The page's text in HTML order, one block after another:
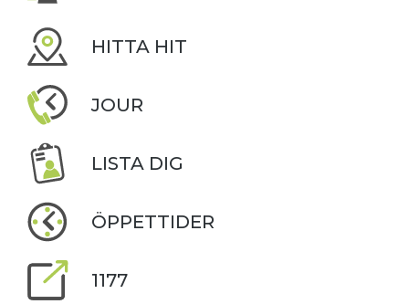
HITTA HIT
JOUR
LISTA DIG
ÖPPETTIDER
1177